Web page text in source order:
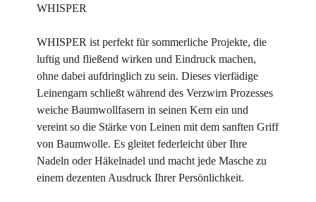
WHISPER
WHISPER ist perfekt für sommerliche Projekte, die
luftig und fließend wirken und Eindruck machen,
ohne dabei aufdringlich zu sein. Dieses vierfädige
Leinengarn schließt während des Verzwirn Prozesses
weiche Baumwollfasern in seinen Kern ein und
vereint so die Stärke von Leinen mit dem sanften Griff
von Baumwolle. Es gleitet federleicht über Ihre
Nadeln oder Häkelnadel und macht jede Masche zu
einem dezenten Ausdruck Ihrer Persönlichkeit.